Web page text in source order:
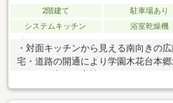
2階建て 駐車場あり
システムキッチン
浴室乾燥機
・対面キッチンから見える南向きの
宅・道路の開通により学園木花台本